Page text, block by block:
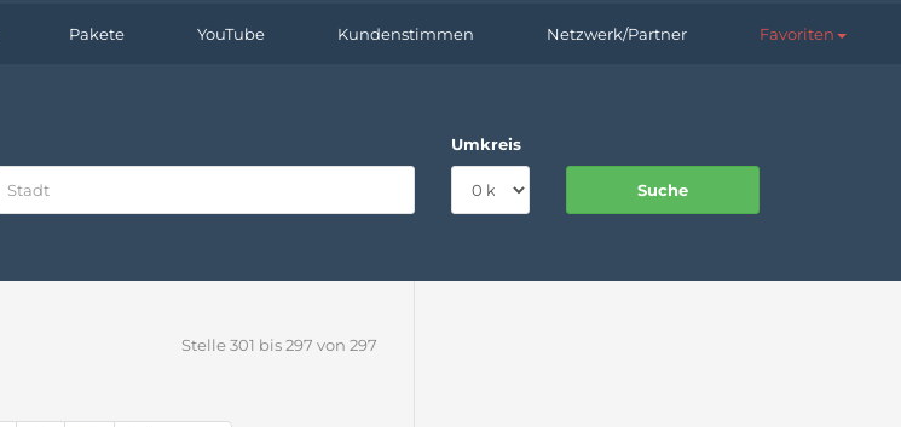
Pakete YouTube Kundenstimmen Netzwerk/Partner Favoriten
Umkreis
Stelle 301 bis 297 von 297